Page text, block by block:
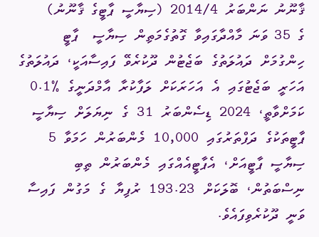
ޤާނޫނު ނަންބަރު 2014/4
)ސިޔާސީ ޕާޓީގެ ޤާނޫނު(
ގެ 35 ވަނަ މާއްދާގައިވާ ގޮތުގެމަތިން ސިޔާސީ
ޕާޓީ
ހިންގުމަށް ދައުލަތުގެ ބަޖެޓުން ދޫކުރެވޭ ފައިސާއަކީ، ދައުލަތުގެ
އަހަރީ ބަޖެޓުގައި އެ އަހަރަކަށް ލަފާކުރާ އާމްދަނީގެ %0.1
ކަމަށްވާތީ، 2024 ޑިސެންބަރު 31 ގެ ނިޔަލަށް ސިޔާސީ
ޕާޓީތަކުގެ ދަފްތަރުގައި 10,000
މެންބަރުން ހަމަވާ 5
ސިޔާސީ ޕާޓީއަށް، އެޕާޓީއެއްގައި މެންބަރުން ތިބި
ނިސްބަތުން، ބޮލަކަށް 193.23 ރުފިޔާ ގެ މަގުން ފައިސާ
ވަނީ ދޫކުރެވިފައެވެ.